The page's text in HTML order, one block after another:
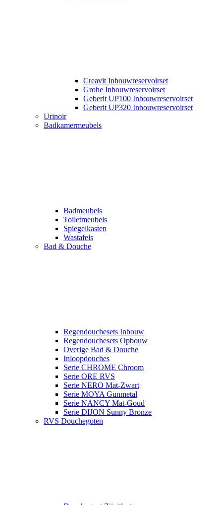
Creavit Inbouwreservoirset
Grohe Inbouwreservoirset
Geberit UP100 Inbouwreservoirset
Geberit UP320 Inbouwreservoirset
Urinoir
Badkamermeubels
Badmeubels
Toiletmeubels
Spiegelkasten
Wastafels
Bad & Douche
Regendouchesets Inbouw
Regendouchesets Opbouw
Overige Bad & Douche
Inloopdouches
Serie CHROME Chroom
Serie ORE RVS
Serie NERO Mat-Zwart
Serie MOYA Gunmetal
Serie NANCY Mat-Goud
Serie DIJON Sunny Bronze
RVS Douchegoten